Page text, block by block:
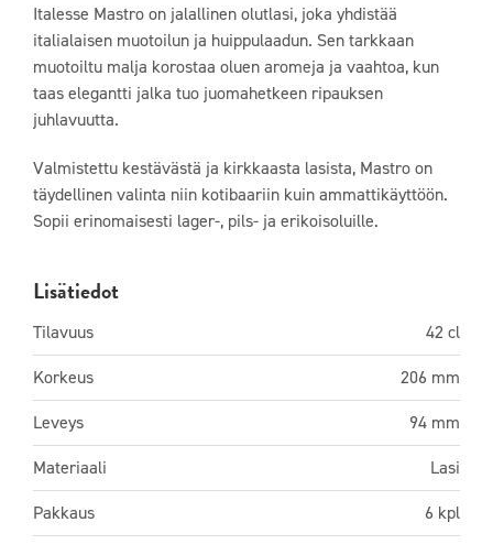
Italesse Mastro on jalallinen olutlasi, joka yhdistää
italialaisen muotoilun ja huippulaadun. Sen tarkkaan
muotoiltu malja korostaa oluen aromeja ja vaahtoa, kun
taas elegantti jalka tuo juomahetkeen ripauksen
juhlavuutta.
Valmistettu kestävästä ja kirkkaasta lasista, Mastro on
täydellinen valinta niin kotibaariin kuin ammattikäyttöön.
Sopii erinomaisesti lager-, pils- ja erikoisoluille.
Lisätiedot
Tilavuus
42 cl
Korkeus
206 mm
Leveys
94 mm
Materiaali
Lasi
Pakkaus
6 kpl